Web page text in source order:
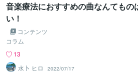
音楽療法におすすめの曲なんてもの
い！
コンテンツ
コラム
13
水卜 ヒロ
2022/07/17